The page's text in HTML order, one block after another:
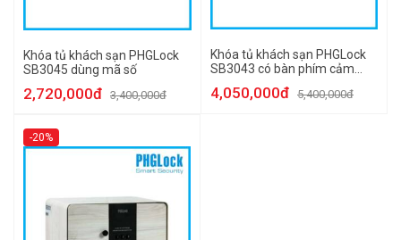
Khóa tủ khách sạn PHGLock
SB3045 dùng mã số
2,720,000đ 3,400,000đ
Khóa tủ khách sạn PHGLock
SB3043 có bàn phím cảm
4,050,000đ 5,400,000đ
-20%